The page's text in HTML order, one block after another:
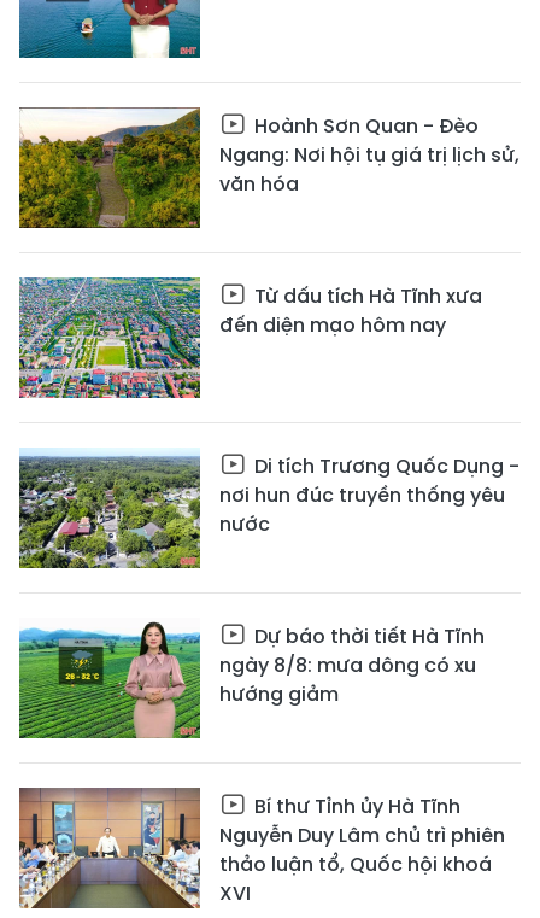
Hoành Sơn Quan - Đèo
Ngang: Nơi hội tụ giá trị lịch sử,
văn hóa
Từ dấu tích Hà Tĩnh xưa
đến diện mạo hôm nay
Di tích Trương Quốc Dụng -
nơi hun đúc truyền thống yêu
nước
Dự báo thời tiết Hà Tĩnh
ngày 8/8: mưa dông có xu
hướng giảm
Bí thư Tỉnh ủy Hà Tĩnh
Nguyễn Duy Lâm chủ trì phiên
thảo luận tổ, Quốc hội khoá
XVI